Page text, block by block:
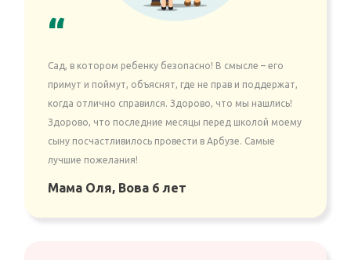
“
Сад, в котором ребенку безопасно! В смысле – его
примут и поймут, объяснят, где не прав и поддержат,
когда отлично справился. Здорово, что мы нашлись!
Здорово, что последние месяцы перед школой моему
сыну посчастливилось провести в Арбузе. Самые
лучшие пожелания!
Мама Оля, Вова 6 лет